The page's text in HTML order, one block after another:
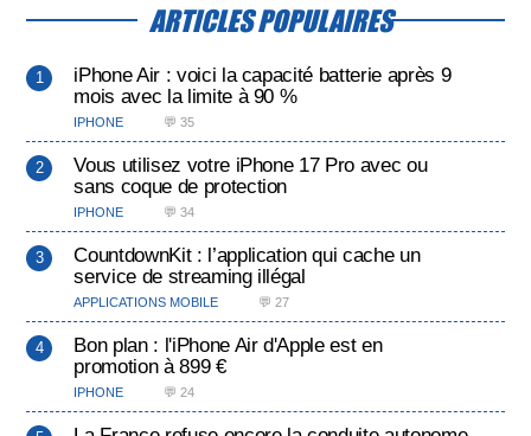
ARTICLES POPULAIRES
iPhone Air : voici la capacité batterie après 9
mois avec la limite à 90 %
IPHONE 💬 35
Vous utilisez votre iPhone 17 Pro avec ou
sans coque de protection
IPHONE 💬 34
CountdownKit : l’application qui cache un
service de streaming illégal
APPLICATIONS MOBILE 💬 27
Bon plan : l'iPhone Air d'Apple est en
promotion à 899 €
IPHONE 💬 24